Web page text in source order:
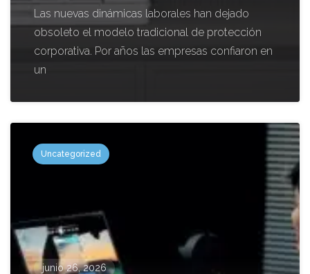
Las nuevas dinámicas laborales han dejado
obsoleto el modelo tradicional de protección
corporativa. Por años las empresas confiaron en
un
Uncategorized
junio 26, 2026